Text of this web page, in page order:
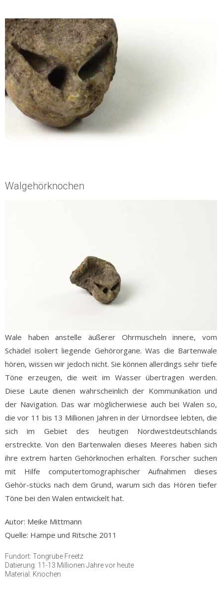
Walgehörknochen
Wale haben anstelle äußerer Ohrmuscheln innere, vom
Schädel isoliert liegende Gehörorgane. Was die Bartenwale
hören, wissen wir jedoch nicht. Sie können allerdings sehr tiefe
Töne erzeugen, die weit im Wasser übertragen werden.
Diese Laute dienen wahrscheinlich der Kommunikation und
der Navigation. Das war möglicherwiese auch bei Walen so,
die vor 11 bis 13 Millionen Jahren in der Urnordsee lebten, die
sich im Gebiet des heutigen Nordwestdeutschlands
erstreckte. Von den Bartenwalen dieses Meeres haben sich
ihre extrem harten Gehörknochen erhalten. Forscher suchen
mit Hilfe computertomographischer Aufnahmen dieses
Gehör-stücks nach dem Grund, warum sich das Hören tiefer
Töne bei den Walen entwickelt hat.
Autor: Meike Mittmann
Quelle: Hampe und Ritsche 2011
Fundort: Tongrube Freetz
Datierung: 11-13 Millionen Jahre vor heute
Material: Knochen